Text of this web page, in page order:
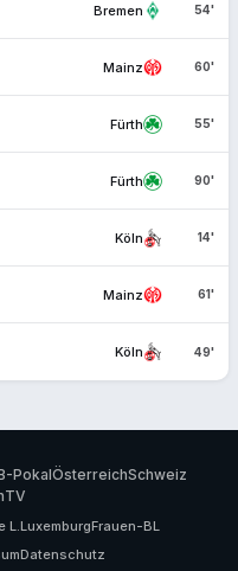
Bremen 54'
Mainz 60'
Fürth 55'
Fürth 90'
Köln 14'
Mainz 61'
Köln 49'
PokalÖsterreichSchweiz
TV
L.LuxemburgFrauen-BL
Datenschutz